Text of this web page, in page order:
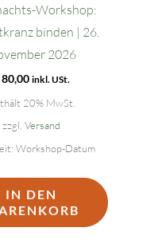
Workshop:
binden | 26.
2026
80,00 inkl. USt.
20% MwSt.
zzgl.Versand
Workshop-Datum
IN DEN